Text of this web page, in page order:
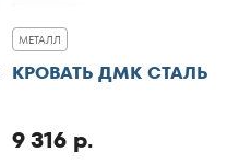
МЕТАЛЛ
КРОВАТЬ ДМК СТАЛЬ
9 316 р.